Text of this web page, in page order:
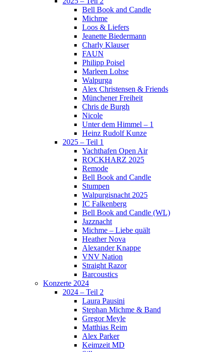
Bell Book and Candle
Michme
Loos & Liefers
Jeanette Biedermann
Charly Klauser
FAUN
Philipp Poisel
Marleen Lohse
Walpurga
Alex Christensen & Friends
Münchener Freiheit
Chris de Burgh
Nicole
Unter dem Himmel – 1
Heinz Rudolf Kunze
2025 – Teil 1
Yachthafen Open Air
ROCKHARZ 2025
Remode
Bell Book and Candle
Stumpen
Walpurgisnacht 2025
IC Falkenberg
Bell Book and Candle (WL)
Jazznacht
Michme – Liebe quält
Heather Nova
Alexander Knappe
VNV Nation
Straight Razor
Barcoustics
Konzerte 2024
2024 – Teil 2
Laura Pausini
Stephan Michme & Band
Gregor Meyle
Matthias Reim
Alex Parker
Keimzeit MD